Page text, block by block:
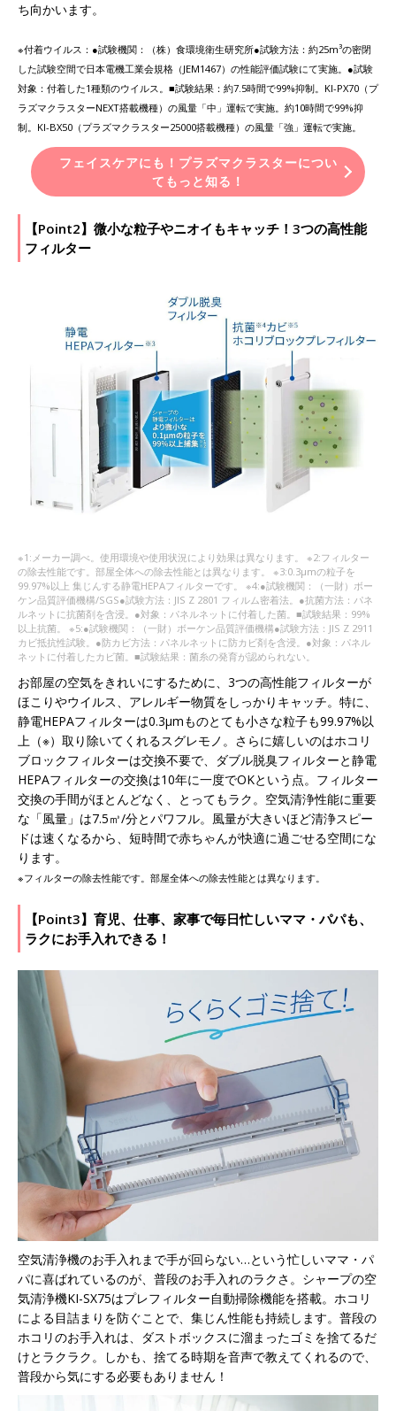
ち向かいます。
※付着ウイルス：●試験機関：（株）食環境衛生研究所●試験方法：約25m³の密閉
した試験空間で日本電機工業会規格（JEM1467）の性能評価試験にて実施。●試験
対象：付着した1種類のウイルス。■試験結果：約7.5時間で99%抑制。KI-PX70（プ
ラズマクラスターNEXT搭載機種）の風量「中」運転で実施。約10時間で99%抑
制。KI-BX50（プラズマクラスター25000搭載機種）の風量「強」運転で実施。
フェイスケアにも！プラズマクラスターについ
てもっと知る！
【Point2】微小な粒子やニオイもキャッチ！3つの高性能
フィルター
※1:メーカー調べ。使用環境や使用状況により効果は異なります。 ※2:フィルター
の除去性能です。部屋全体への除去性能とは異なります。 ※3:0.3µmの粒子を
99.97%以上 集じんする静電HEPAフィルターです。 ※4:●試験機関：（一財）ボー
ケン品質評価機構/SGS●試験方法：JIS Z 2801 フィルム密着法。●抗菌方法：パネ
ルネットに抗菌剤を含浸。●対象：パネルネットに付着した菌。■試験結果：99%
以上抗菌。 ※5:●試験機関：（一財）ボーケン品質評価機構●試験方法：JIS Z 2911
カビ抵抗性試験。●防カビ方法：パネルネットに防カビ剤を含浸。●対象：パネル
ネットに付着したカビ菌。■試験結果：菌糸の発育が認められない。
お部屋の空気をきれいにするために、3つの高性能フィルターが
ほこりやウイルス、アレルギー物質をしっかりキャッチ。特に、
静電HEPAフィルターは0.3μmものとても小さな粒子も99.97%以
上（※）取り除いてくれるスグレモノ。さらに嬉しいのはホコリ
ブロックフィルターは交換不要で、ダブル脱臭フィルターと静電
HEPAフィルターの交換は10年に一度でOKという点。フィルター
交換の手間がほとんどなく、とってもラク。空気清浄性能に重要
な「風量」は7.5㎥/分とパワフル。風量が大きいほど清浄スピー
ドは速くなるから、短時間で赤ちゃんが快適に過ごせる空間にな
ります。
※フィルターの除去性能です。部屋全体への除去性能とは異なります。
【Point3】育児、仕事、家事で毎日忙しいママ・パパも、
ラクにお手入れできる！
空気清浄機のお手入れまで手が回らない…という忙しいママ・パ
パに喜ばれているのが、普段のお手入れのラクさ。シャープの空
気清浄機KI-SX75はプレフィルター自動掃除機能を搭載。ホコリ
による目詰まりを防ぐことで、集じん性能も持続します。普段の
ホコリのお手入れは、ダストボックスに溜まったゴミを捨てるだ
けとラクラク。しかも、捨てる時期を音声で教えてくれるので、
普段から気にする必要もありません！